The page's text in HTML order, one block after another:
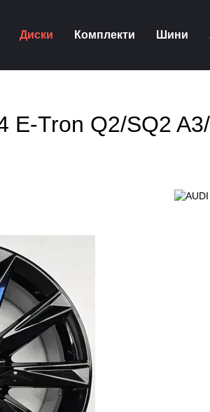
Диски Комплекти Шини
E-Tron Q2/SQ2